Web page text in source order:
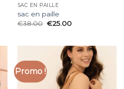
SAC EN PAILLE
sac en paille
€38.00 €25.00
Promo !